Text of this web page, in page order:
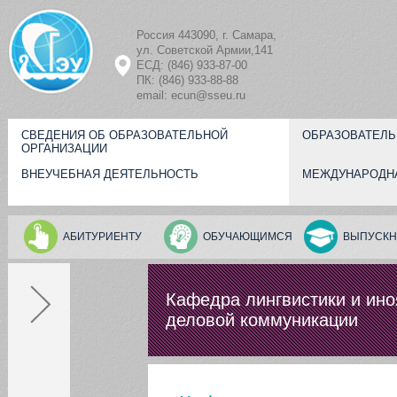
Перейти к основному содержанию
Россия 443090, г. Самара,
ул. Советской Армии,141
ЕСД: (846) 933-87-00
ПК: (846) 933-88-88
email: ecun@sseu.ru
СВЕДЕНИЯ ОБ ОБРАЗОВАТЕЛЬНОЙ
ОРГАНИЗАЦИИ
ВНЕУЧЕБНАЯ ДЕЯТЕЛЬНОСТЬ
ОБУЧАЮЩИМСЯ
АБИТУРИЕНТУ
Кафедра лингвистики и
деловой коммуникации